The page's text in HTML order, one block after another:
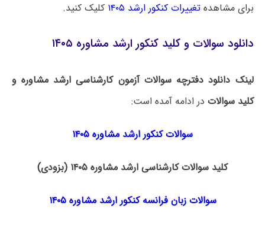
برای مشاهدهتغییرات کنکور ارشد ۱۴۰۵ کلیک کنید.
دانلود سوالات و کلید کنکور ارشد مشاوره ۱۴۰۵
لینک دانلود دفترچه سوالات آزمون کارشناسی ارشد مشاوره و
کلید سوالات در ادامه آمده است:
سوالات کنکور ارشد مشاوره ۱۴۰۵
کلید سوالات کارشناسی ارشد مشاوره ۱۴۰۵ (بزودی)
سوالات زبان فرانسه کنکور ارشد مشاوره ۱۴۰۵